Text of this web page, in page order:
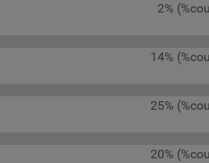
2%
14%
25%
20%